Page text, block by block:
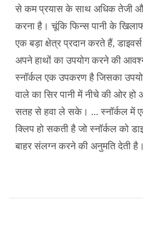
से कम प्रयास के साथ अधिक तेजी
करना है। चूंकि फिन्स पानी के
एक बड़ा क्षेत्र प्रदान करते हैं,
अपने हाथों का उपयोग करने की
स्नॉर्कल एक उपकरण है जिसका
वाले का सिर पानी में नीचे की ओर
सतह से हवा ले सके। ... स्नॉर्कल में
क्लिप हो सकती है जो स्नॉर्कल को
बाहर संलग्न करने की अनुमति देती है।